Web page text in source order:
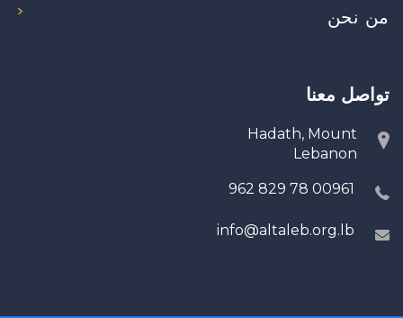
من نحن
تواصل معنا
Hadath, Mount
Lebanon
00961 78 829 962
info@altaleb.org.lb